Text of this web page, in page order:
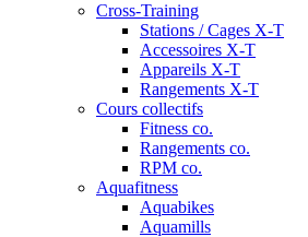
Cross-Training
Stations / Cages X-T
Accessoires X-T
Appareils X-T
Rangements X-T
Cours collectifs
Fitness co.
Rangements co.
RPM co.
Aquafitness
Aquabikes
Aquamills